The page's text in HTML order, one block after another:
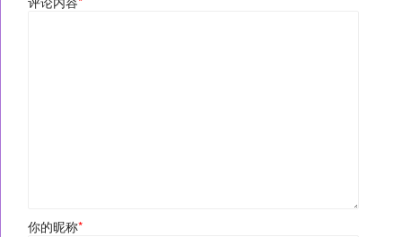
你的昵称*